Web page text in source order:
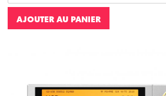
AJOUTER AU PANIER